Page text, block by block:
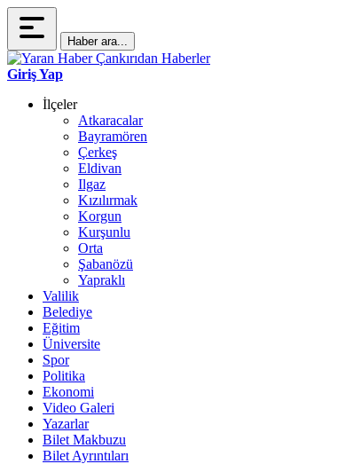
Haber ara...
Giriş Yap
İlçeler
Atkaracalar
Bayramören
Çerkeş
Eldivan
Ilgaz
Kızılırmak
Korgun
Kurşunlu
Orta
Şabanözü
Yapraklı
Valilik
Belediye
Eğitim
Üniversite
Spor
Politika
Ekonomi
Video Galeri
Yazarlar
Bilet Makbuzu
Bilet Ayrıntıları